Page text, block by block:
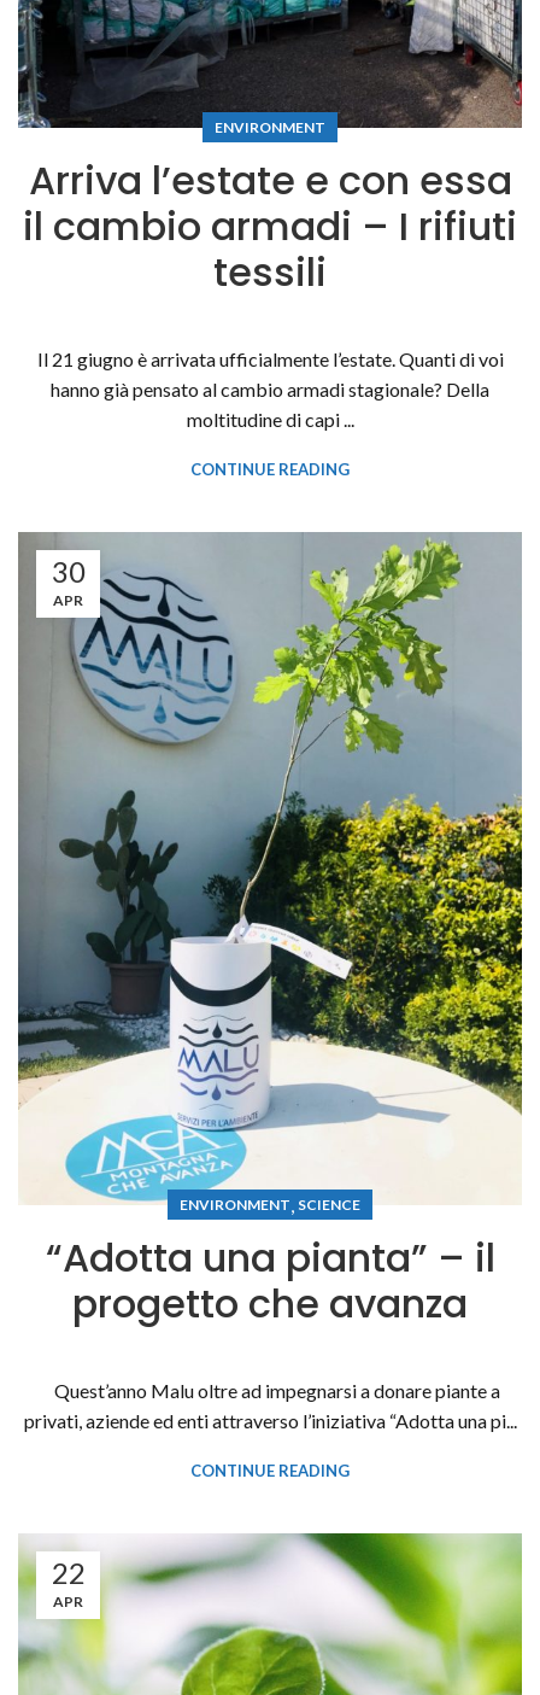
ENVIRONMENT
Arriva l’estate e con essa
il cambio armadi – I rifiuti
tessili
Il 21 giugno è arrivata ufficialmente l’estate. Quanti di voi
hanno già pensato al cambio armadi stagionale? Della
moltitudine di capi ...
CONTINUE READING
30
APR
ENVIRONMENT, SCIENCE
“Adotta una pianta” – il
progetto che avanza
Quest’anno Malu oltre ad impegnarsi a donare piante a
privati, aziende ed enti attraverso l’iniziativa “Adotta una pi...
CONTINUE READING
22
APR